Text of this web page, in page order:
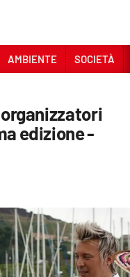
AMBIENTE SOCIETÀ
edizione -